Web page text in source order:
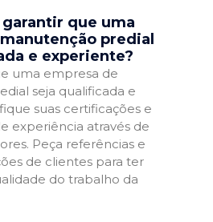
garantir que uma
predial
e experiente?
uma empresa de
seja qualificada e
suas certificações e
experiência através de
Peça referências e
de clientes para ter
do trabalho da